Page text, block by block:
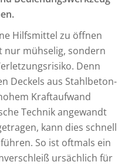
Hilfsmittel zu öffnen
nur mühselig, sondern
Denn
Deckels aus Stahlbeton-
Kraftaufwand
Technik angewandt
kann dies schnell
So ist oftmals ein
ursächlich für